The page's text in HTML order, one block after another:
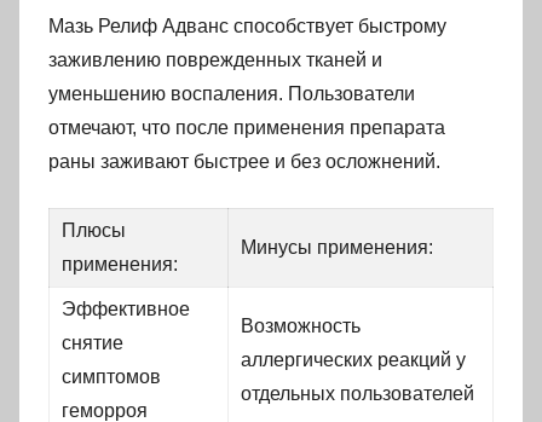
Мазь Релиф Адванс способствует быстрому
заживлению поврежденных тканей и
уменьшению воспаления. Пользователи
отмечают, что после применения препарата
раны заживают быстрее и без осложнений.
Плюсы
применения:
Минусы применения:
Эффективное
снятие
симптомов
геморроя
Возможность
аллергических реакций у
отдельных пользователей